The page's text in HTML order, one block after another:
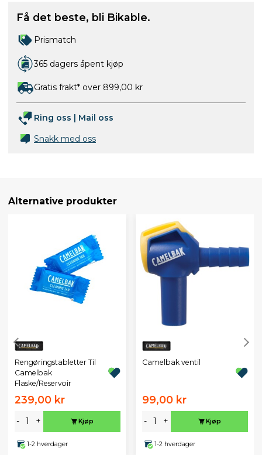
Få det beste, bli Bikable.
Prismatch
365 dagers åpent kjøp
Gratis frakt* over 899,00 kr
Ring oss | Mail oss
Snakk med oss
Alternative produkter
Rengøringstabletter Til
Camelbak
Flaske/Reservoir
239,00 kr
- + Kjøp
1-2 hverdager
Camelbak ventil
99,00 kr
- + Kjøp
1-2 hverdager